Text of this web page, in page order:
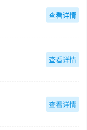
查看详情
查看详情
查看详情